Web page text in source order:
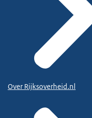
Over Rijksoverheid.nl